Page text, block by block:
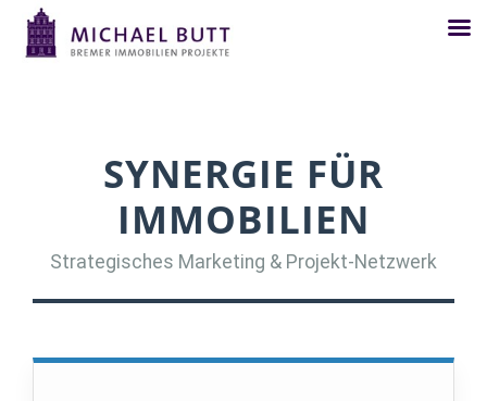
SYNERGIE FÜR
IMMOBILIEN
Strategisches Marketing & Projekt-Netzwerk